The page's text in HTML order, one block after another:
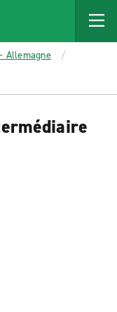
Allemagne